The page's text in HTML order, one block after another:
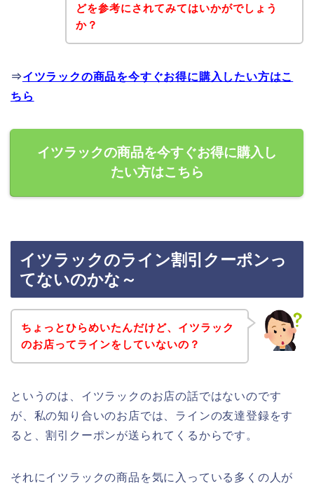
どを参考にされてみてはいかがでしょう
か？
⇒イツラックの商品を今すぐお得に購入したい方はこ
ちら
イツラックの商品を今すぐお得に購入し
たい方はこちら
イツラックのライン割引クーポンっ
てないのかな～
ちょっとひらめいたんだけど、イツラック
のお店ってラインをしていないの？
というのは、イツラックのお店の話ではないのです
が、私の知り合いのお店では、ラインの友達登録をす
ると、割引クーポンが送られてくるからです。
それにイツラックの商品を気に入っている多くの人が